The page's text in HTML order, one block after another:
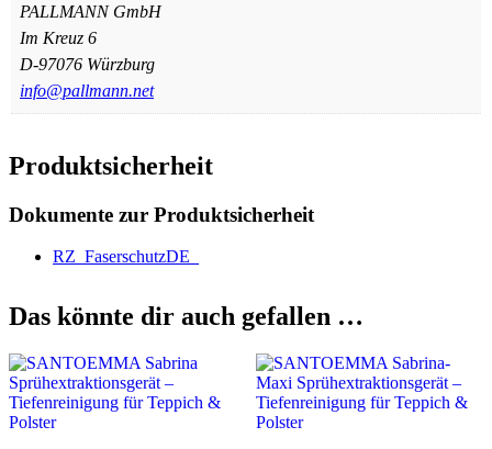
PALLMANN GmbH
Im Kreuz 6
D-97076 Würzburg
info@pallmann.net
Produktsicherheit
Dokumente zur Produktsicherheit
RZ_FaserschutzDE_
Das könnte dir auch gefallen …